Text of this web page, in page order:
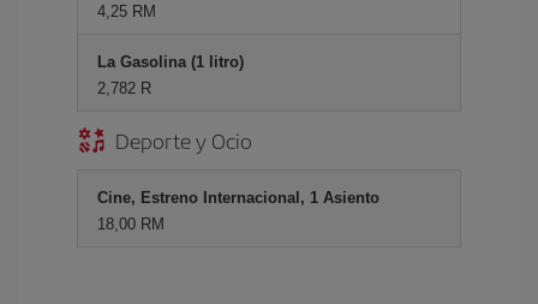
4,25 RM
La Gasolina (1 litro)
2,782 R
Deporte y Ocio
Cine, Estreno Internacional, 1 Asiento
18,00 RM